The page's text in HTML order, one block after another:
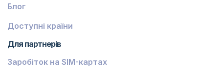
Блог
Доступні країни
Для партнерів
Заробіток на SIM-картах